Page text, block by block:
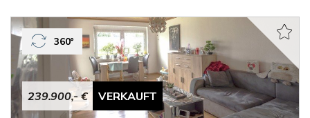
239.900,- € VERKAUFT
360°